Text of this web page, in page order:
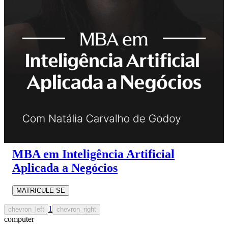
MBA em Inteligência Artificial
Aplicada a Negócios
MATRICULE-SE
chevron_left 1 chevron_right
computer